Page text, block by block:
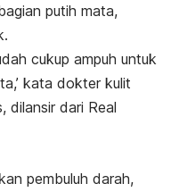
putih mata,
cukup ampuh untuk
kata dokter kulit
dilansir dari Real
pembuluh darah,